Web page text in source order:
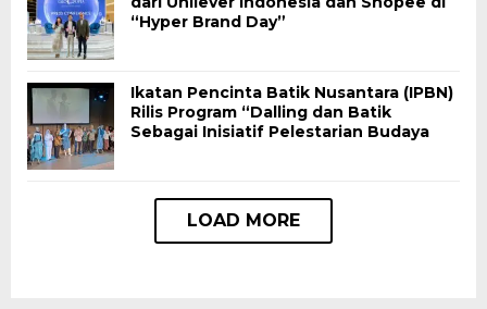
“Hyper Brand Day”
Ikatan Pencinta Batik Nusantara (IPBN)
Rilis Program “Dalling dan Batik
Sebagai Inisiatif Pelestarian Budaya